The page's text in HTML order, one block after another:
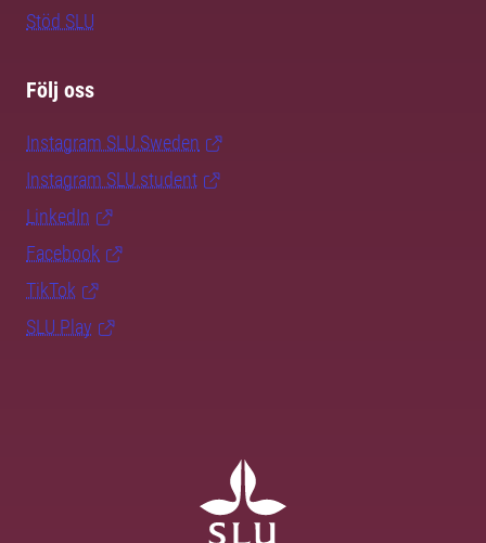
Stöd SLU
Följ oss
Instagram SLU.Sweden
Instagram SLU.student
LinkedIn
Facebook
TikTok
SLU Play